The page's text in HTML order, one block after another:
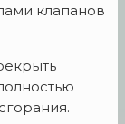
клапанов